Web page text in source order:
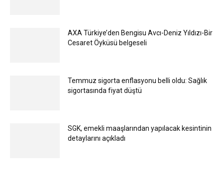
AXA Türkiye’den Bengisu Avcı-Deniz Yıldızı-Bir
Cesaret Öyküsü belgeseli
Temmuz sigorta enflasyonu belli oldu: Sağlık
sigortasında fiyat düştü
SGK, emekli maaşlarından yapılacak kesintinin
detaylarını açıkladı